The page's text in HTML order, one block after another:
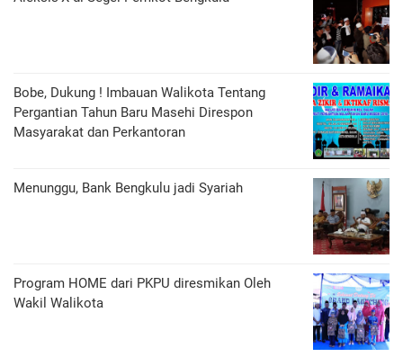
Bobe, Dukung ! Imbauan Walikota Tentang
Pergantian Tahun Baru Masehi Direspon
Masyarakat dan Perkantoran
Menunggu, Bank Bengkulu jadi Syariah
Program HOME dari PKPU diresmikan Oleh
Wakil Walikota